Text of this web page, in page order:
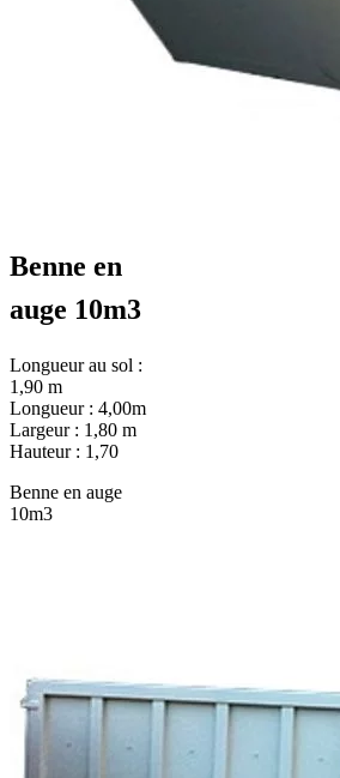
Benne en
auge 10m3
Longueur au sol :
1,90 m
Longueur : 4,00m
Largeur : 1,80 m
Hauteur : 1,70
Benne en auge
10m3